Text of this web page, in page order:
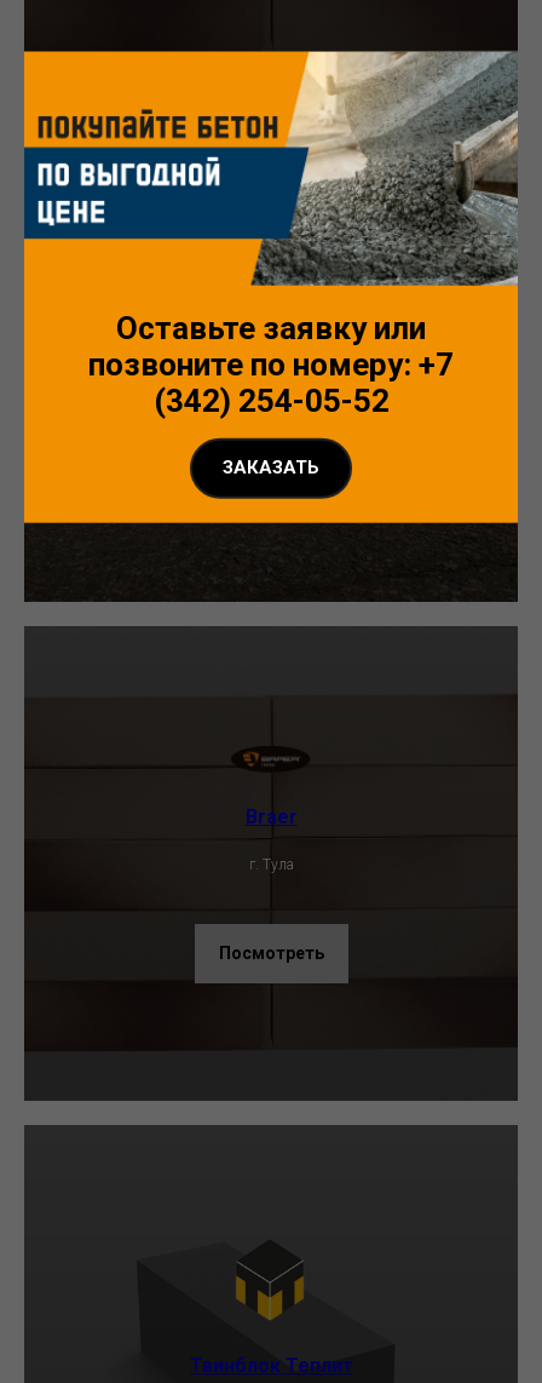
Оставьте заявку или
позвоните по номеру: +7
(342) 254-05-52
ЗАКАЗАТЬ
г. Ржев
Посмотреть
Braer
г. Тула
Посмотреть
Твинблок Теплит